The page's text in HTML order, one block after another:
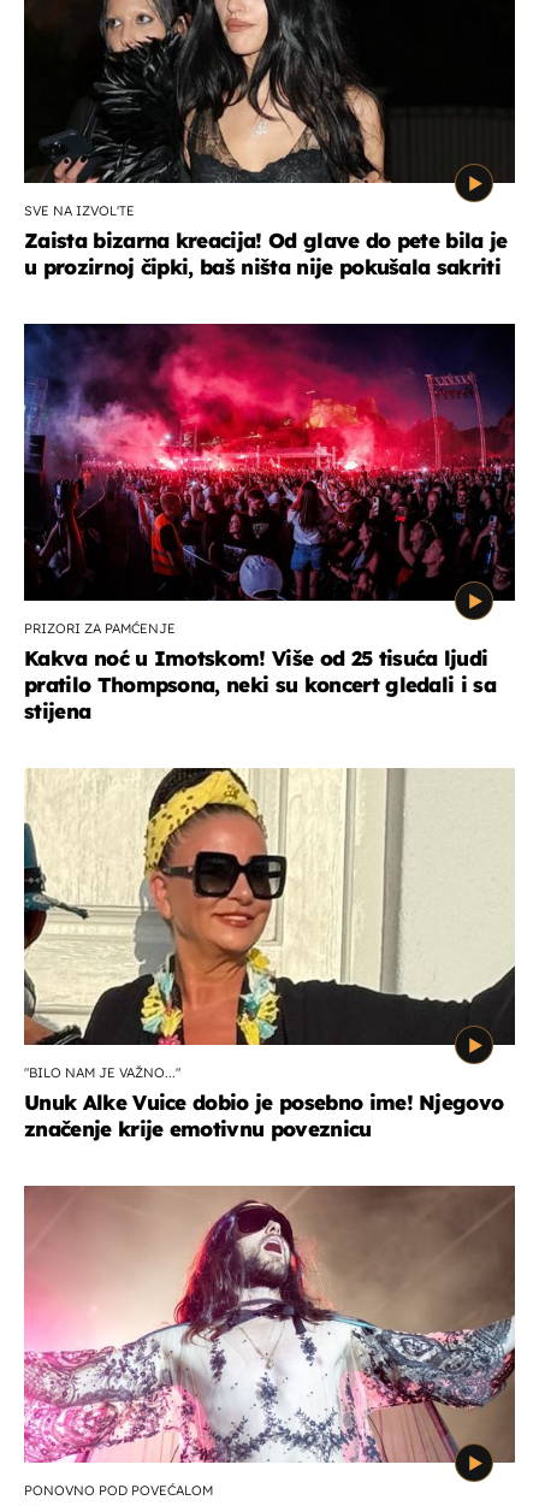
SVE NA IZVOL'TE
Zaista bizarna kreacija! Od glave do pete bila je
u prozirnoj čipki, baš ništa nije pokušala sakriti
PRIZORI ZA PAMĆENJE
Kakva noć u Imotskom! Više od 25 tisuća ljudi
pratilo Thompsona, neki su koncert gledali i sa
stijena
"BILO NAM JE VAŽNO..."
Unuk Alke Vuice dobio je posebno ime! Njegovo
značenje krije emotivnu poveznicu
PONOVNO POD POVEĆALOM